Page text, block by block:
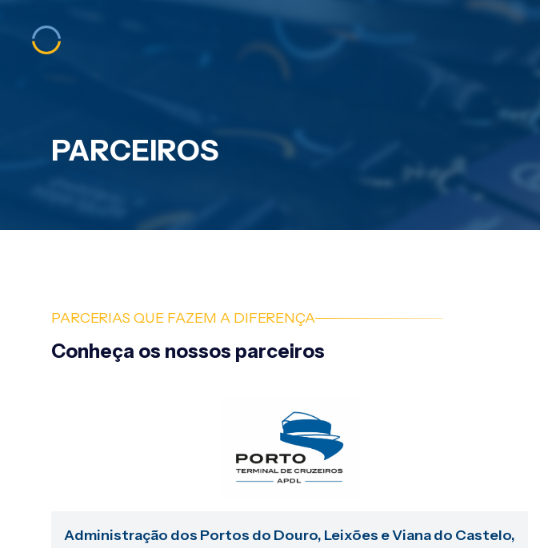
PARCEIROS
PARCERIAS QUE FAZEM A DIFERENÇA
Conheça os nossos parceiros
Administração dos Portos do Douro, Leixões e Viana do Castelo,